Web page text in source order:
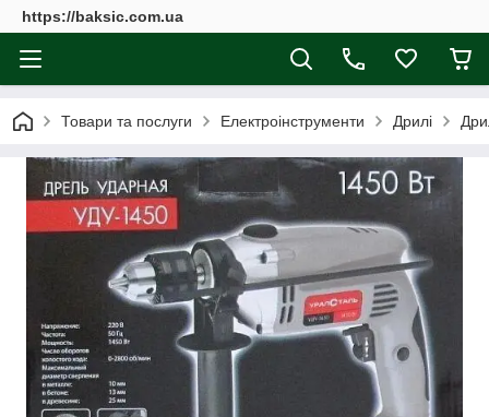
https://baksic.com.ua
Товари та послуги Електроінструменти Дрилі